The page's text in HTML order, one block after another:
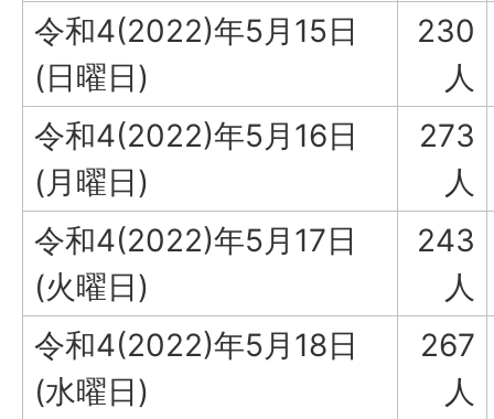
令和4(2022)年5月15日
(日曜日)
230
人
令和4(2022)年5月16日
(月曜日)
273
人
令和4(2022)年5月17日
(火曜日)
243
人
令和4(2022)年5月18日
(水曜日)
267
人